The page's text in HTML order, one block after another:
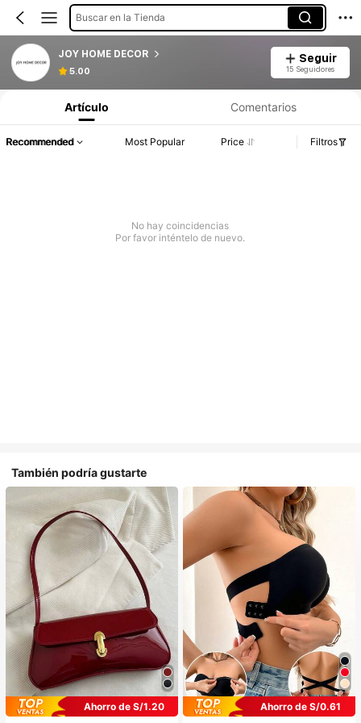
Buscar en la Tienda
JOY HOME DECOR
5.00
Seguir
15 Seguidores
Artículo Comentarios
Recommended Most Popular Price Filtros
No hay coincidencias
Por favor inténtelo de nuevo.
También podría gustarte
Ahorro de S/1.20
Ahorro de S/0.61